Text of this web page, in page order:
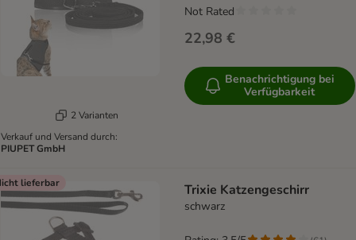
2 Varianten
Verkauf und Versand durch:
PIUPET GmbH
22,98 €
Not Rated
Benachrichtigung bei
Verfügbarkeit
lieferbar Trixie Katzengeschirr
schwarz